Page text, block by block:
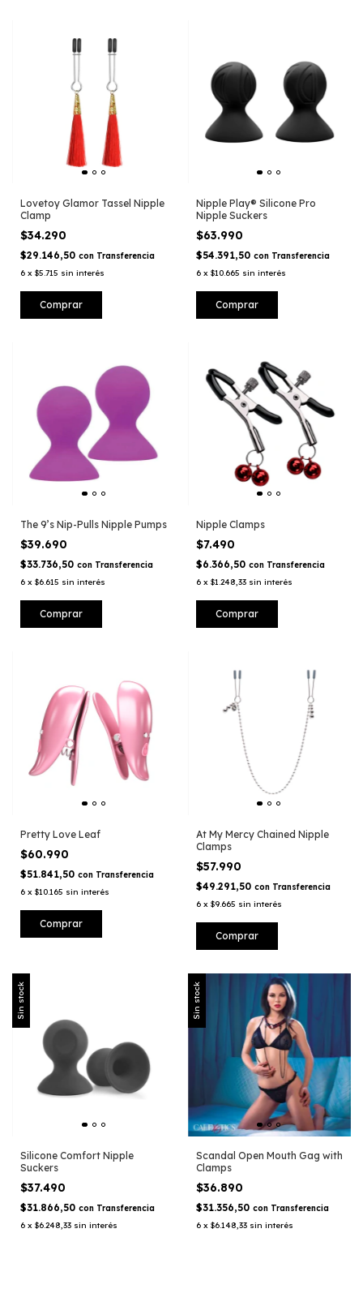
Lovetoy Glamor Tassel Nipple
Clamp
$34.290
$29.146,50 con Transferencia
6 x $5.715 sin interés
Nipple Play® Silicone Pro
Nipple Suckers
$63.990
$54.391,50 con Transferencia
6 x $10.665 sin interés
Comprar
The 9’s Nip-Pulls Nipple Pumps
$39.690
$33.736,50 con Transferencia
6 x $6.615 sin interés
Nipple Clamps
$7.490
$6.366,50 con Transferencia
6 x $1.248,33 sin interés
Pretty Love Leaf
$60.990
$51.841,50 con Transferencia
6 x $10.165 sin interés
At My Mercy Chained Nipple
Clamps
$57.990
$49.291,50 con Transferencia
6 x $9.665 sin interés
Sin stock
Silicone Comfort Nipple
Suckers
$37.490
$31.866,50 con Transferencia
6 x $6.248,33 sin interés
Sin stock
Scandal Open Mouth Gag with
Clamps
$36.890
$31.356,50 con Transferencia
6 x $6.148,33 sin interés